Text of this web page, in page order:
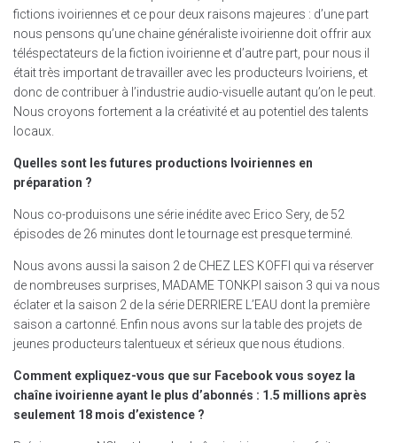
fictions ivoiriennes et ce pour deux raisons majeures : d’une part
nous pensons qu’une chaine généraliste ivoirienne doit offrir aux
téléspectateurs de la fiction ivoirienne et d’autre part, pour nous il
était très important de travailler avec les producteurs Ivoiriens, et
donc de contribuer à l’industrie audio-visuelle autant qu’on le peut.
Nous croyons fortement a la créativité et au potentiel des talents
locaux.
Quelles sont les futures productions Ivoiriennes en
préparation ?
Nous co-produisons une série inédite avec Erico Sery, de 52
épisodes de 26 minutes dont le tournage est presque terminé.
Nous avons aussi la saison 2 de CHEZ LES KOFFI qui va réserver
de nombreuses surprises, MADAME TONKPI saison 3 qui va nous
éclater et la saison 2 de la série DERRIERE L’EAU dont la première
saison a cartonné. Enfin nous avons sur la table des projets de
jeunes producteurs talentueux et sérieux que nous étudions.
Comment expliquez-vous que sur Facebook vous soyez la
chaîne ivoirienne ayant le plus d’abonnés : 1.5 millions après
seulement 18 mois d’existence ?